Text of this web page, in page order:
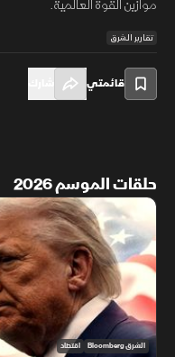
موازين القوة العالمية.
تقارير الشرق
قائمتي
حلقات الموسم 2026
الشرق Bloomberg اقتصاد